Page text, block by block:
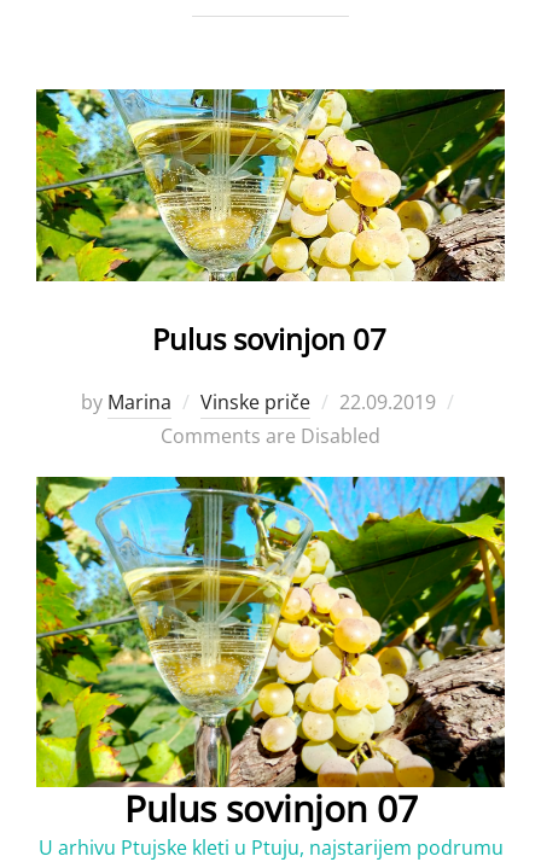
Pulus sovinjon 07
by Marina Vinske priče
Posted
on
22.09.2019
Comments are Disabled
Pulus sovinjon 07
U arhivu Ptujske kleti u Ptuju, najstarijem podrumu